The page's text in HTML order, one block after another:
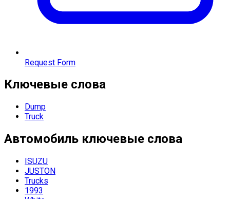
Request Form
Ключевые слова
Dump
Truck
Автомобиль ключевые слова
ISUZU
JUSTON
Trucks
1993